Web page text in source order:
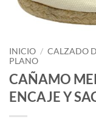
INICIO / CALZADO
PLANO
CAÑAMO
ENCAJE Y